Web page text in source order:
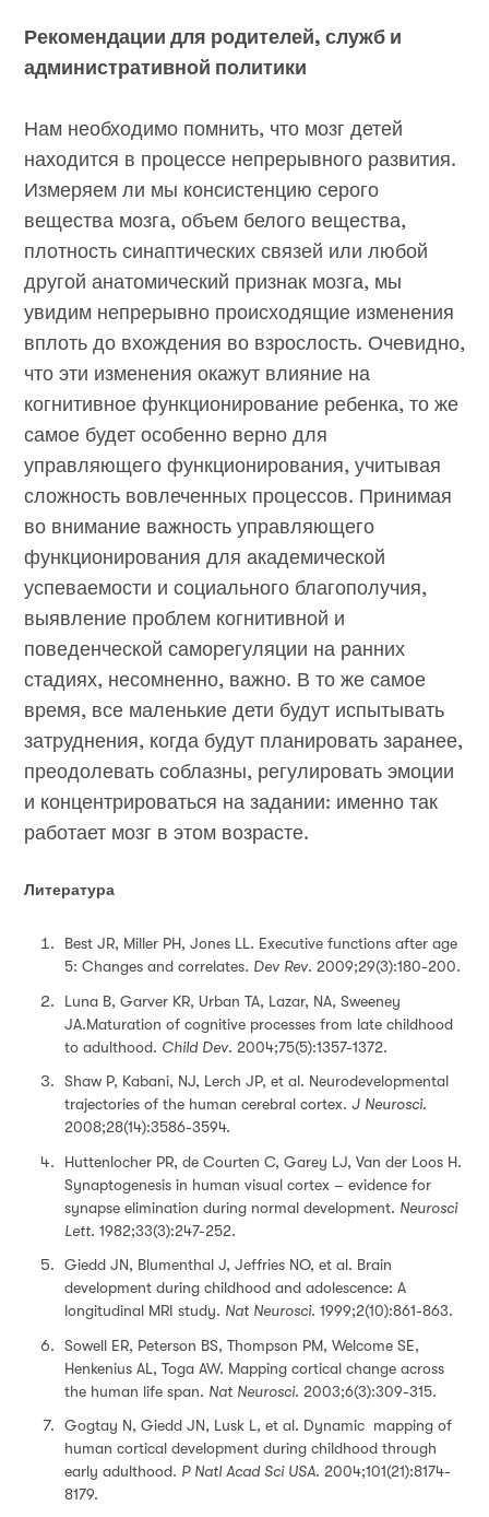
Рекомендации для родителей, служб и
административной политики
Нам необходимо помнить, что мозг детей
находится в процессе непрерывного развития.
Измеряем ли мы консистенцию серого
вещества мозга, объем белого вещества,
плотность синаптических связей или любой
другой анатомический признак мозга, мы
увидим непрерывно происходящие изменения
вплоть до вхождения во взрослость. Очевидно,
что эти изменения окажут влияние на
когнитивное функционирование ребенка, то же
самое будет особенно верно для
управляющего функционирования, учитывая
сложность вовлеченных процессов. Принимая
во внимание важность управляющего
функционирования для академической
успеваемости и социального благополучия,
выявление проблем когнитивной и
поведенческой саморегуляции на ранних
стадиях, несомненно, важно. В то же самое
время, все маленькие дети будут испытывать
затруднения, когда будут планировать заранее,
преодолевать соблазны, регулировать эмоции
и концентрироваться на задании: именно так
работает мозг в этом возрасте.
Литература
Best JR, Miller PH, Jones LL. Executive functions after age
5: Changes and correlates. Dev Rev. 2009;29(3):180-200.
Luna B, Garver KR, Urban TA, Lazar, NA, Sweeney
JA.Maturation of cognitive processes from late childhood
to adulthood. Child Dev. 2004;75(5):1357-1372.
Shaw P, Kabani, NJ, Lerch JP, et al. Neurodevelopmental
trajectories of the human cerebral cortex. J Neurosci.
2008;28(14):3586-3594.
Huttenlocher PR, de Courten C, Garey LJ, Van der Loos H.
Synaptogenesis in human visual cortex – evidence for
synapse elimination during normal development. Neurosci
Lett. 1982;33(3):247-252.
Giedd JN, Blumenthal J, Jeffries NO, et al. Brain
development during childhood and adolescence: A
longitudinal MRI study. Nat Neurosci. 1999;2(10):861-863.
Sowell ER, Peterson BS, Thompson PM, Welcome SE,
Henkenius AL, Toga AW. Mapping cortical change across
the human life span. Nat Neurosci. 2003;6(3):309-315.
Gogtay N, Giedd JN, Lusk L, et al. Dynamic mapping of
human cortical development during childhood through
early adulthood. P Natl Acad Sci USA. 2004;101(21):8174-
8179.